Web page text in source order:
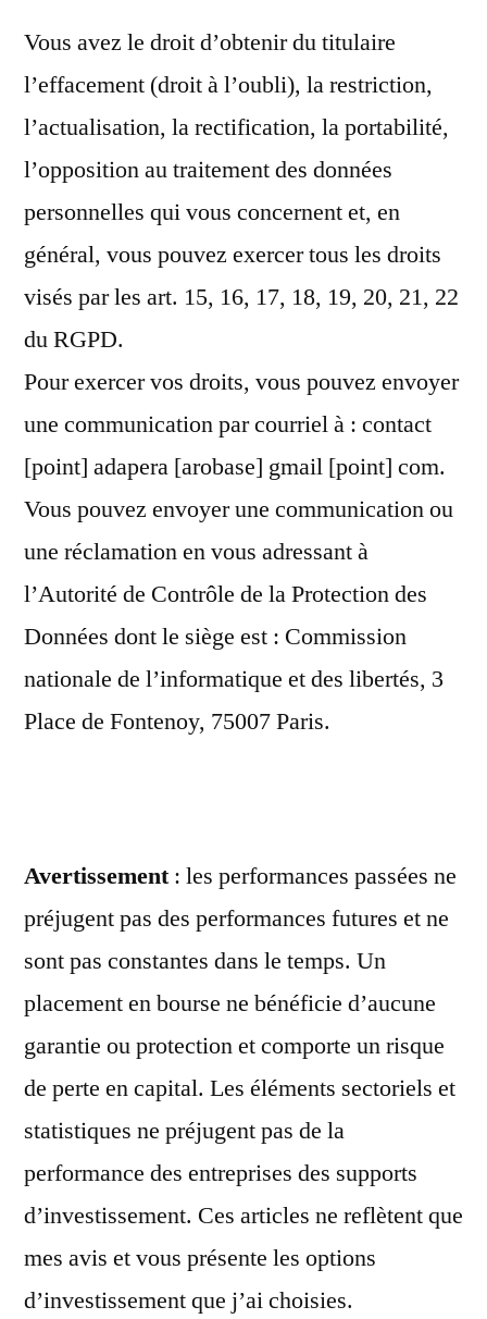
Vous avez le droit d’obtenir du titulaire
l’effacement (droit à l’oubli), la restriction,
l’actualisation, la rectification, la portabilité,
l’opposition au traitement des données
personnelles qui vous concernent et, en
général, vous pouvez exercer tous les droits
visés par les art. 15, 16, 17, 18, 19, 20, 21, 22
du RGPD.
Pour exercer vos droits, vous pouvez envoyer
une communication par courriel à : contact
[point] adapera [arobase] gmail [point] com.
Vous pouvez envoyer une communication ou
une réclamation en vous adressant à
l’Autorité de Contrôle de la Protection des
Données dont le siège est : Commission
nationale de l’informatique et des libertés, 3
Place de Fontenoy, 75007 Paris.
Avertissement: les performances passées ne
préjugent pas des performances futures et ne
sont pas constantes dans le temps. Un
placement en bourse ne bénéficie d’aucune
garantie ou protection et comporte un risque
de perte en capital. Les éléments sectoriels et
statistiques ne préjugent pas de la
performance des entreprises des supports
d’investissement. Ces articles ne reflètent que
mes avis et vous présente les options
d’investissement que j’ai choisies.